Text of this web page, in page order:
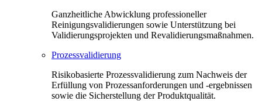
Ganzheitliche Abwicklung professioneller
Reinigungsvalidierungen sowie Unterstützung bei
Validierungsprojekten und Revalidierungsmaßnahmen.
Prozessvalidierung
Risikobasierte Prozessvalidierung zum Nachweis der
Erfüllung von Prozessanforderungen und -ergebnissen
sowie die Sicherstellung der Produktqualität.